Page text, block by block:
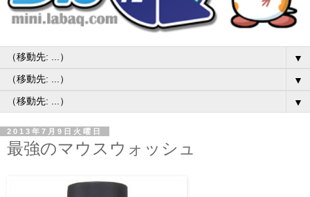
▼
▼
▼
2013年7月9日火曜日
最強のマウスウォッシュ